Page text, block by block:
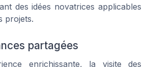
des idées novatrices applicables
projets.
partagées
enrichissante, la visite des